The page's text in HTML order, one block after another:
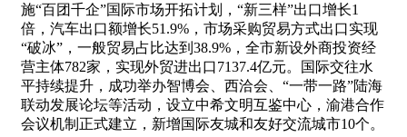
施“百团千企”国际市场开拓计划，“新三样”出口增长1
倍，汽车出口额增长51.9%，市场采购贸易方式出口实现
“破冰”，一般贸易占比达到38.9%，全市新设外商投资经
营主体782家，实现外贸进出口7137.4亿元。国际交往水
平持续提升，成功举办智博会、西洽会、“一带一路”陆海
联动发展论坛等活动，设立中希文明互鉴中心，渝港合作
会议机制正式建立，新增国际友城和友好交流城市10个。